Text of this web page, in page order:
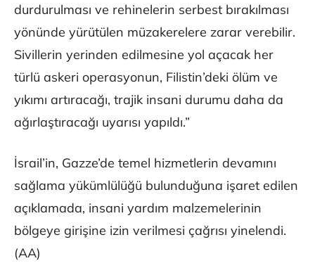
durdurulması ve rehinelerin serbest bırakılması
yönünde yürütülen müzakerelere zarar verebilir.
Sivillerin yerinden edilmesine yol açacak her
türlü askeri operasyonun, Filistin’deki ölüm ve
yıkımı artıracağı, trajik insani durumu daha da
ağırlaştıracağı uyarısı yapıldı.”
İsrail’in, Gazze’de temel hizmetlerin devamını
sağlama yükümlülüğü bulunduğuna işaret edilen
açıklamada, insani yardım malzemelerinin
bölgeye girişine izin verilmesi çağrısı yinelendi.
(AA)